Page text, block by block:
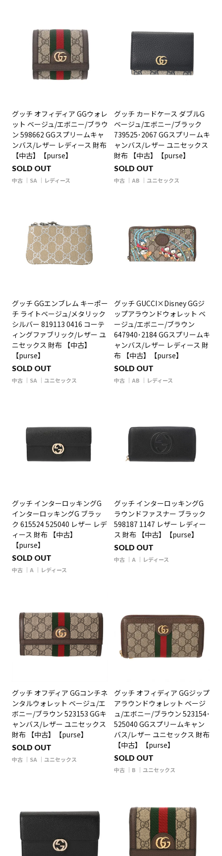
グッチ オフィディア GGウォレ
ット ベージュ/エボニー/ブラウ
ン 598662 GGスプリームキャ
ンバス/レザー レディース 財布
【中古】【purse】
SOLD OUT
中古 SA レディース
グッチ カードケース ダブルG
ベージュ/エボニー/ブラック
739525･2067 GGスプリームキ
ャンバス/レザー ユニセックス
財布 【中古】【purse】
SOLD OUT
中古 AB ユニセックス
グッチ GGエンブレム キーポー
チ ライトベージュ/メタリック
シルバー 819113 0416 コーテ
ィングファブリック/レザー ユ
ニセックス 財布 【中古】
【purse】
SOLD OUT
中古 SA ユニセックス
グッチ GUCCI×Disney GGジ
ップアラウンドウォレット ベ
ージュ/エボニー/ブラウン
647940･2184 GGスプリームキ
ャンバス/レザー レディース 財
布 【中古】【purse】
SOLD OUT
中古 AB レディース
グッチ インターロッキングG
インターロッキングG ブラッ
ク 615524 525040 レザー レデ
ィース 財布 【中古】
【purse】
SOLD OUT
中古 A レディース
グッチ インターロッキングG
ラウンドファスナー ブラック
598187 1147 レザー レディー
ス 財布 【中古】【purse】
SOLD OUT
中古 A レディース
グッチ オフディア GGコンチネ
ンタルウォレット ベージュ/エ
ボニー/ブラウン 523153 GGキ
ャンバス/レザー ユニセックス
財布 【中古】【purse】
SOLD OUT
中古 SA ユニセックス
グッチ オフィディア GGジップ
アラウンドウォレット ベージ
ュ/エボニー/ブラウン 523154･
525040 GGスプリームキャン
バス/レザー ユニセックス 財布
【中古】【purse】
SOLD OUT
中古 B ユニセックス